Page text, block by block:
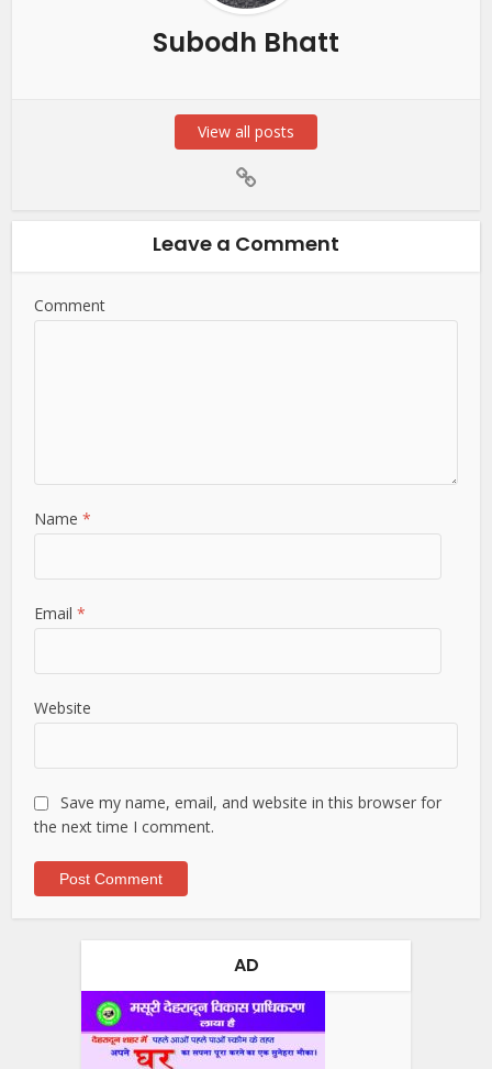
Subodh Bhatt
View all posts
Leave a Comment
Comment
Name*
Email*
Website
Save my name, email, and website in this browser for
the next time I comment.
AD